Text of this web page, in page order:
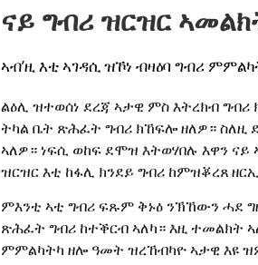
ናይ ግብሪ ዝርዝር
ኣብ’ዚ እቲ ኣገዳሲ ዝኾነ ብዛዕባ ግብሪ
ልዕሊ ዝተወሰነ ደረጃ ኣታዊ ምስ እትረክብ ግብሪ
ትካል ቤት ጽሕፈት ግብሪ ክኸፍሎ ዘለዎ።
ኣለዎ። ነፍሲ ወከፍ ደሞዝ እትወሃበሉ እዋን
ዝርዝር እቲ ከፋሊ ክንደይ ግብሪ ከምዝቖረጸ ዘርኢ
ምእንቲ ኣቲ ግብሪ ፍጹም ቅኑዕ ንኽኸውን ሓደ
ጽሕፈት ግብሪ ከተቕርብ ኣለካ። እዚ ተመልክት
ምምልካትካ ዘሎ ዓመት ዝረኸብካዮ ኣታዊ እዩ